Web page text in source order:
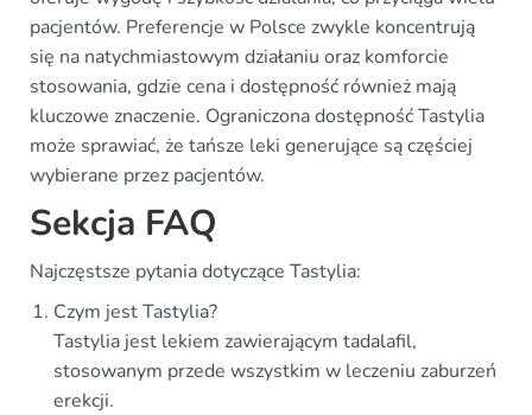
pacjentów. Preferencje w Polsce zwykle koncentrują
się na natychmiastowym działaniu oraz komforcie
stosowania, gdzie cena i dostępność również mają
kluczowe znaczenie. Ograniczona dostępność Tastylia
może sprawiać, że tańsze leki generujące są częściej
wybierane przez pacjentów.
Sekcja FAQ
Najczęstsze pytania dotyczące Tastylia:
Czym jest Tastylia?
Tastylia jest lekiem zawierającym tadalafil,
stosowanym przede wszystkim w leczeniu zaburzeń
erekcji.